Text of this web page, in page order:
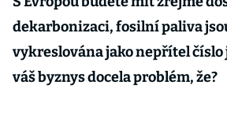
dekarbonizaci, fosilní paliva
vykreslována jako nepřítel číslo
váš byznys docela problém, že?